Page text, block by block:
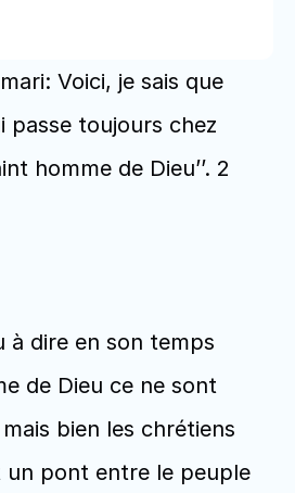
Voici, je sais que
passe toujours chez
homme de Dieu’’. 2
à dire en son temps
de Dieu ce ne sont
bien les chrétiens
un pont entre le peuple